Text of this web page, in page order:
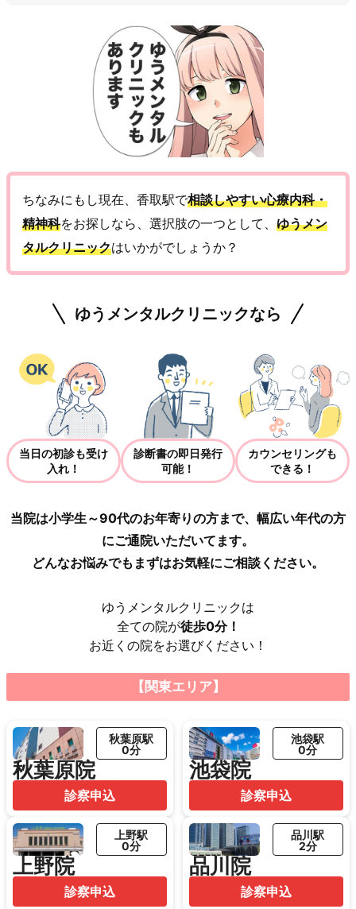
ちなみにもし現在、香取駅で相談しやすい心療内科・
精神科をお探しなら、選択肢の一つとして、 ゆうメン
タルクリニックはいかがでしょうか？
ゆうメンタルクリニックなら
当日の初診も受け
入れ！
診断書の即日発行
可能！
カウンセリングも
できる！
当院は小学生～90代のお年寄りの方まで、幅広い年代の方
にご通院いただいてます。
どんなお悩みでもまずはお気軽にご相談ください。
ゆうメンタルクリニックは
全ての院が徒歩0分！
お近くの院をお選びください！
【関東エリア】
秋葉原院
秋葉原駅
0分
診察申込
池袋院
池袋駅
0分
診察申込
上野院
上野駅
0分
診察申込
品川院
品川駅
2分
診察申込